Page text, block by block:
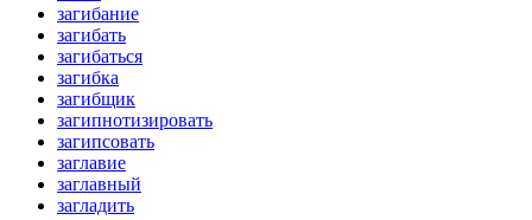
загибание
загибать
загибаться
загибка
загибщик
загипнотизировать
загипсовать
заглавие
заглавный
загладить